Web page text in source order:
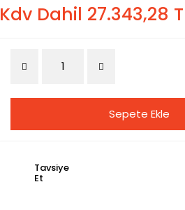
Kdv Dahil 27.343,28
Sepete Ekle
Tavsiye
Et